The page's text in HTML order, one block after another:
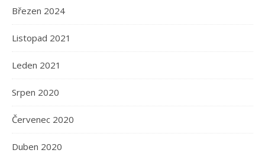
Březen 2024
Listopad 2021
Leden 2021
Srpen 2020
Červenec 2020
Duben 2020